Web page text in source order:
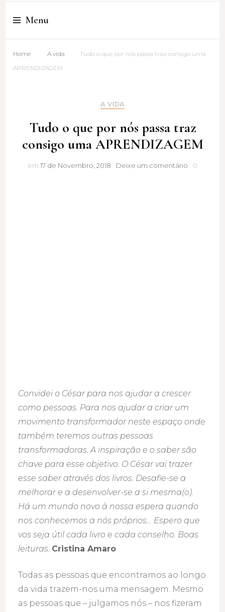
Cristina Amaro
Menu
Home A vida
Tudo o que por nós passa traz consigo uma
APRENDIZAGEM
A VIDA
Tudo o que por nós passa traz
consigo uma APRENDIZAGEM
em 17 de Novembro, 2018 Deixe um comentário Tudo
0
Convidei o César para nos ajudar a crescer
como pessoas. Para nos ajudar a criar um
movimento transformador neste espaço onde
também teremos outras pessoas
transformadoras. A inspiração e o saber são
chave para esse objetivo. O César vai trazer
esse saber através dos livros. Desafie-se a
melhorar e a desenvolver-se a si mesma(o).
Há um mundo novo à nossa espera quando
nos conhecemos a nós próprios… Espero que
vos seja útil cada livro e cada conselho. Boas
leituras. Cristina Amaro
Todas as pessoas que encontramos ao longo
da vida trazem-nos uma mensagem. Mesmo
as pessoas que – julgamos nós – nos fizeram